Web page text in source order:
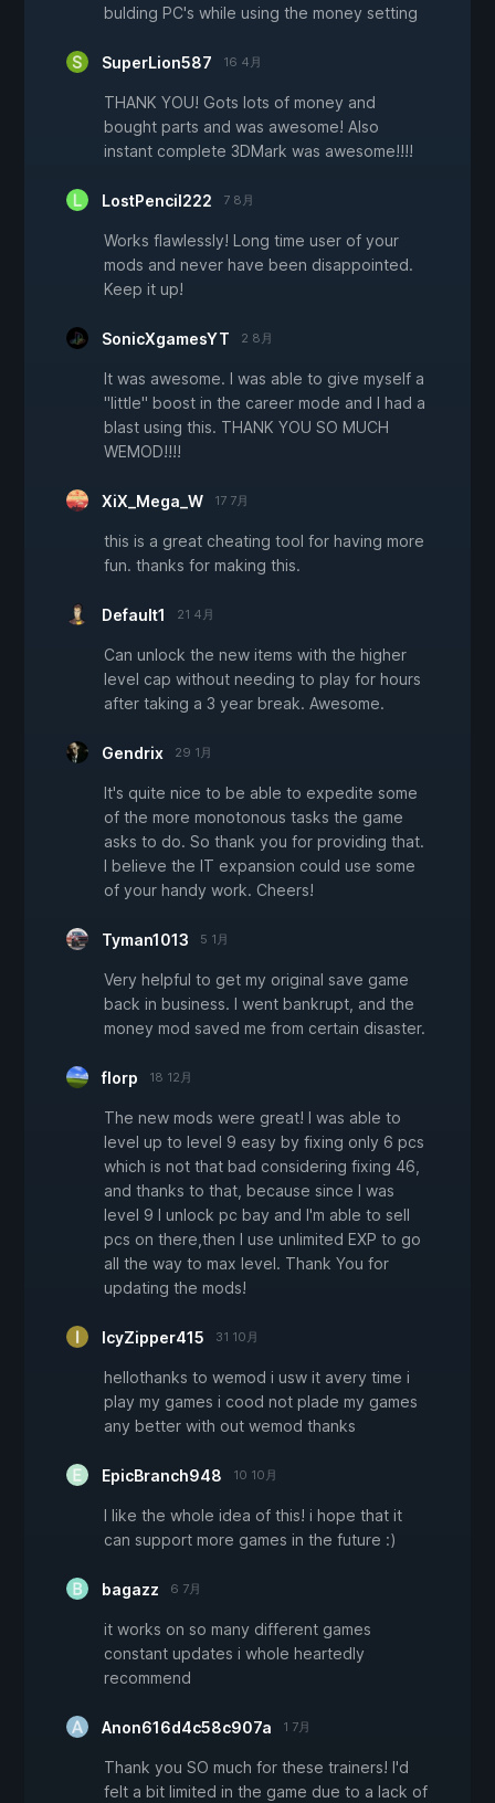
bulding PC's while using the money setting
SuperLion587 16 4月
THANK YOU! Gots lots of money and
bought parts and was awesome! Also
instant complete 3DMark was awesome!!!!
LostPencil222 7 8月
Works flawlessly! Long time user of your
mods and never have been disappointed.
Keep it up!
SonicXgamesYT 2 8月
It was awesome. I was able to give myself a
"little" boost in the career mode and I had a
blast using this. THANK YOU SO MUCH
WEMOD!!!!
XiX_Mega_W 17 7月
this is a great cheating tool for having more
fun. thanks for making this.
Default1 21 4月
Can unlock the new items with the higher
level cap without needing to play for hours
after taking a 3 year break. Awesome.
Gendrix 29 1月
It's quite nice to be able to expedite some
of the more monotonous tasks the game
asks to do. So thank you for providing that.
I believe the IT expansion could use some
of your handy work. Cheers!
Tyman1013 5 1月
Very helpful to get my original save game
back in business. I went bankrupt, and the
money mod saved me from certain disaster.
florp 18 12月
The new mods were great! I was able to
level up to level 9 easy by fixing only 6 pcs
which is not that bad considering fixing 46,
and thanks to that, because since I was
level 9 I unlock pc bay and I'm able to sell
pcs on there,then I use unlimited EXP to go
all the way to max level. Thank You for
updating the mods!
IcyZipper415 31 10月
hellothanks to wemod i usw it avery time i
play my games i cood not plade my games
any better with out wemod thanks
EpicBranch948 10 10月
I like the whole idea of this! i hope that it
can support more games in the future :)
bagazz 6 7月
it works on so many different games
constant updates i whole heartedly
recommend
Anon616d4c58c907a 1 7月
Thank you SO much for these trainers! I'd
felt a bit limited in the game due to a lack of